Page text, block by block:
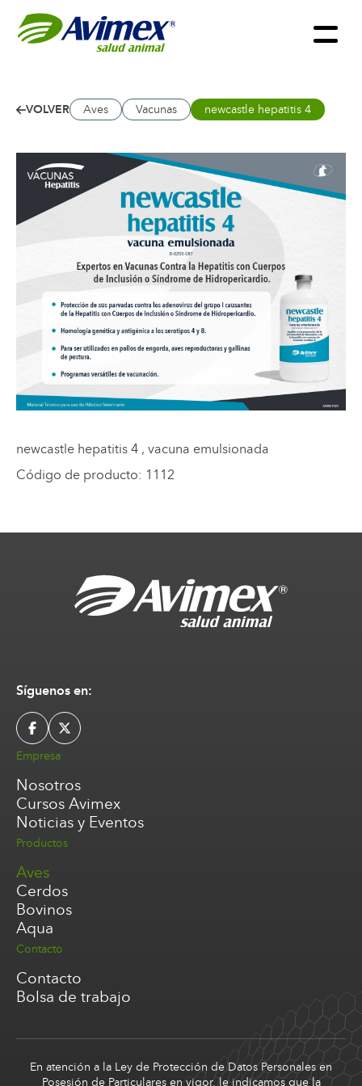
VOLVER Aves Vacunas newcastle hepatitis 4
newcastle hepatitis 4 , vacuna emulsionada
Código de producto: 1112
Síguenos en:
Empresa
Nosotros
Cursos Avimex
Noticias y Eventos
Productos
Aves
Cerdos
Bovinos
Aqua
Contacto
Contacto
Bolsa de trabajo
En atención a la Ley de Protección de Datos Personales en
Posesión de Particulares en vigor, le indicamos que la